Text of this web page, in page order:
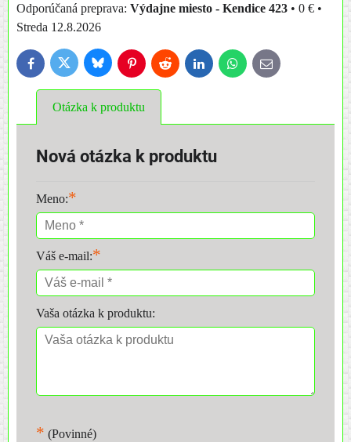
Výdajne miesto - Kendice 423 • 0 € •
Streda 12.8.2026
FacebookTwitter BlueskyPinterestReddit LinkedInWhatsApp
E-
mail
Otázka k produktu
Nová otázka k produktu
Meno:*
Váš e-mail:*
Vaša otázka k produktu:
* (Povinné)